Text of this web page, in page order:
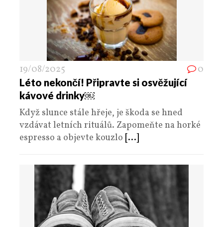
19/08/2025 0
Léto nekončí! Připravte si osvěžující
kávové drinky￼
Když slunce stále hřeje, je škoda se hned
vzdávat letních rituálů. Zapomeňte na horké
espresso a objevte kouzlo [...]